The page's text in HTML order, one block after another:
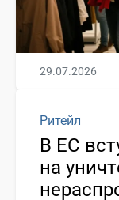
29.07.2026
Ритейл
В ЕС
на